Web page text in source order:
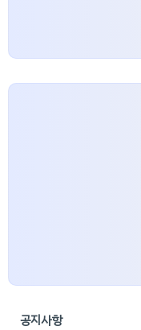
공지사항